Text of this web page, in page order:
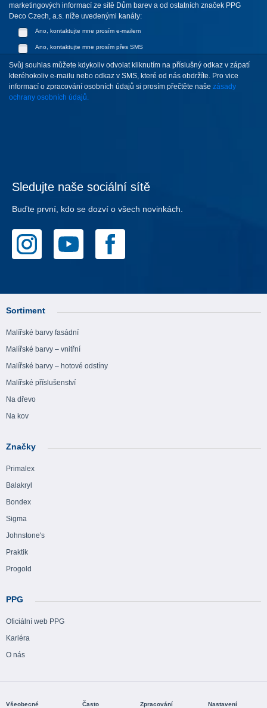
marketingových informací ze sítě Dům barev a od ostatních značek PPG
Deco Czech, a.s. níže uvedenými kanály:
Ano, kontaktujte mne prosím e-mailem
Ano, kontaktujte mne prosím přes SMS
Svůj souhlas můžete kdykoliv odvolat kliknutím na příslušný odkaz v zápatí
kteréhokoliv e-mailu nebo odkaz v SMS, které od nás obdržíte. Pro vice
informací o zpracování osobních údajů si prosím přečtěte naše zásady
ochrany osobních údajů.
Sledujte naše sociální sítě
Buďte první, kdo se dozví o všech novinkách.
Sortiment
Malířské barvy fasádní
Malířské barvy – vnitřní
Malířské barvy – hotové odstíny
Malířské příslušenství
Na dřevo
Na kov
Značky
Primalex
Balakryl
Bondex
Sigma
Johnstone's
Praktik
Progold
PPG
Oficiální web PPG
Kariéra
O nás
Všeobecné Často Zpracování Nastavení